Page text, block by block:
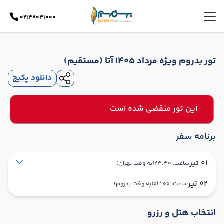
02148041000
تور بدروم ویژه مرداد 1405 آتا (مستقیم)
دانلود پکیج
این تور منقضی شده است
برنامه سفر
01 تیر ساعت: 23:30 (به وقت تهران)
02 تیر ساعت: 03:00 (به وقت بدروم)
تهران ,
فرودگاه بین‌المللی امام خمینی IKAانتخاب هتل و رزرو